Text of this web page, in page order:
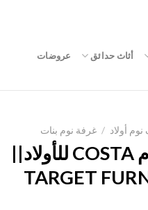
أثاث حدائق عروضات
أولاد / غرفة نوم بنات
غرفة نوم COSTA للأولاد||
TARGET